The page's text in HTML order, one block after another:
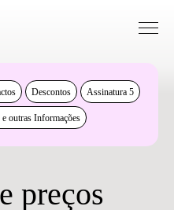
Descontos Assinatura 5
e outras Informações
preços